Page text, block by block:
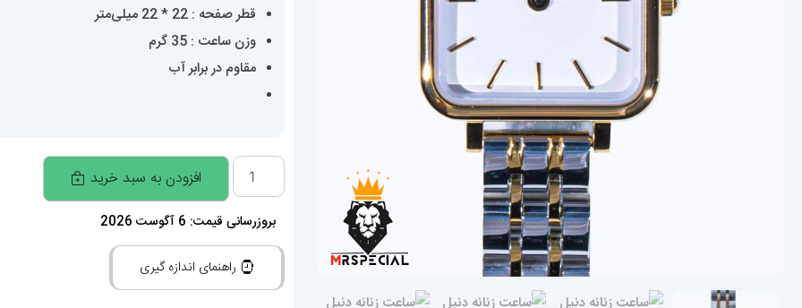
قطر صفحه : 22 * 22 میلی‌متر
وزن ساعت : 35 گرم
مقاوم در برابر آب
ساعت
زنانه
دنیل
ولینگتون
Daniel
افزودن به سبد خرید
بروزرسانی قیمت: 6 آگوست 2026
راهنمای اندازه گیری